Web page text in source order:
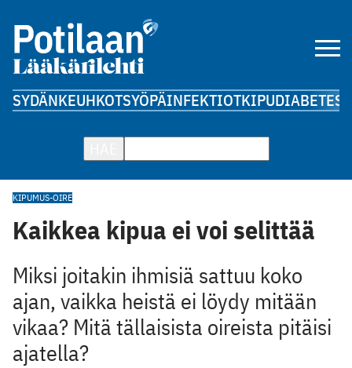
SYDÄNKEUHKOTSYÖPÄINFEKTIOTKIPUDIABETES
KIPUMUS-OIRE
Kaikkea kipua ei voi selittää
Miksi joitakin ihmisiä sattuu koko
ajan, vaikka heistä ei löydy mitään
vikaa? Mitä tällaisista oireista pitäisi
ajatella?